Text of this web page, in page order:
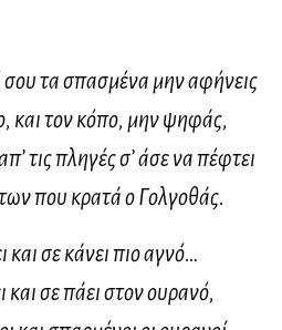
τα σπασμένα μην αφήνεις
και τον κόπο, μην ψηφάς,
τις πληγές σ’ άσε να πέφτει
που κρατά ο Γολγοθάς.
σε κάνει πιο αγνό…
σε πάει στον ουρανό,